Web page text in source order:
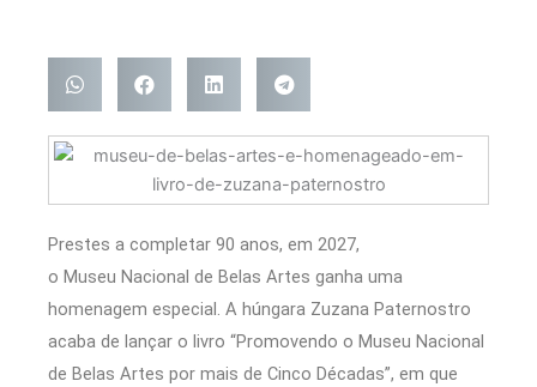
Prestes a completar 90 anos, em 2027,
o Museu Nacional de Belas Artes ganha uma
homenagem especial. A húngara Zuzana Paternostro
acaba de lançar o livro “Promovendo o Museu Nacional
de Belas Artes por mais de Cinco Décadas”, em que